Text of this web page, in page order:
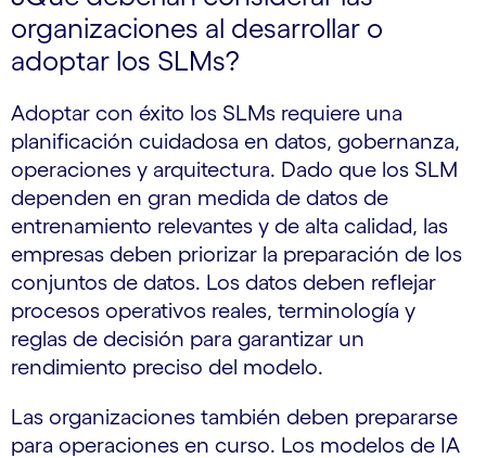
organizaciones al desarrollar o
adoptar los SLMs?
Adoptar con éxito los SLMs requiere una
planificación cuidadosa en datos, gobernanza,
operaciones y arquitectura. Dado que los SLM
dependen en gran medida de datos de
entrenamiento relevantes y de alta calidad, las
empresas deben priorizar la preparación de los
conjuntos de datos. Los datos deben reflejar
procesos operativos reales, terminología y
reglas de decisión para garantizar un
rendimiento preciso del modelo.
Las organizaciones también deben prepararse
para operaciones en curso. Los modelos de IA